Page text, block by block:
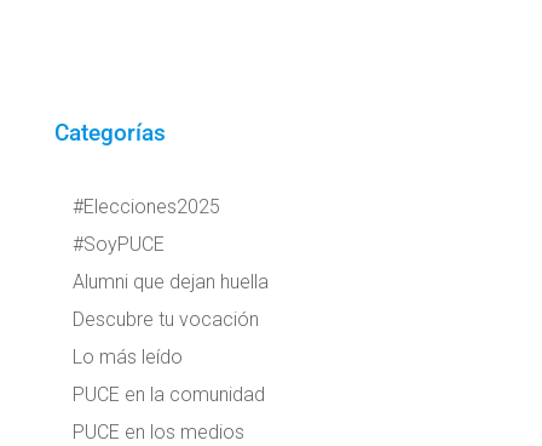
Categorías
#Elecciones2025
#SoyPUCE
Alumni que dejan huella
Descubre tu vocación
Lo más leído
PUCE en la comunidad
PUCE en los medios